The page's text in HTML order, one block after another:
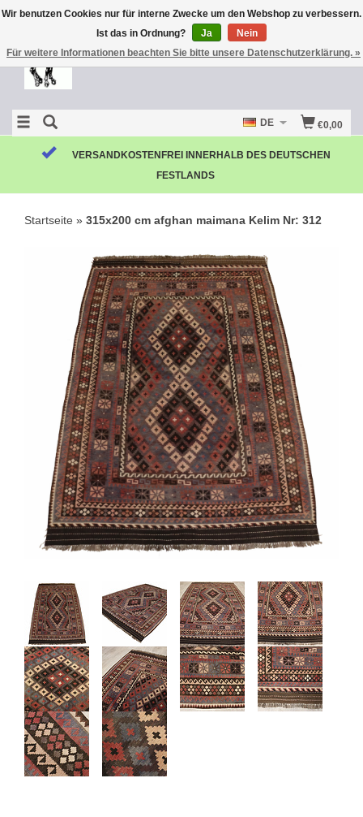
€0,00
DE
VERSANDKOSTENFREI INNERHALB DES DEUTSCHEN
FESTLANDS
Startseite » 315x200 cm afghan maimana Kelim Nr: 312
Wir benutzen Cookies nur für interne Zwecke um den Webshop zu verbessern.
Ist das in Ordnung?
Ja
Nein
Für weitere Informationen beachten Sie bitte unsere Datenschutzerklärung. »